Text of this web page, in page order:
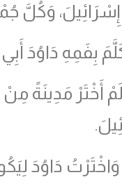
وَكُلَّ
بِفَمِهِ دَاوُدَ أَبِي
مَدِينَةً مِنْ
دَاوُدَ